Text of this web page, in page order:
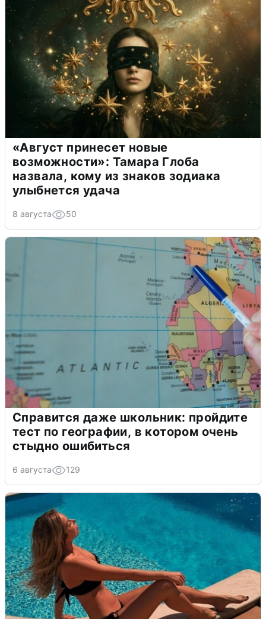
«Август принесет новые
возможности»: Тамара Глоба
назвала, кому из знаков зодиака
улыбнется удача
8 августа 50
Справится даже школьник: пройдите
тест по географии, в котором очень
стыдно ошибиться
6 августа 129